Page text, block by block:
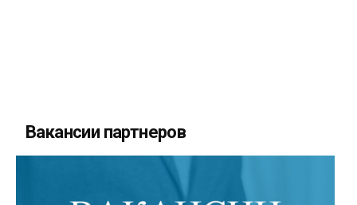
Вакансии партнеров